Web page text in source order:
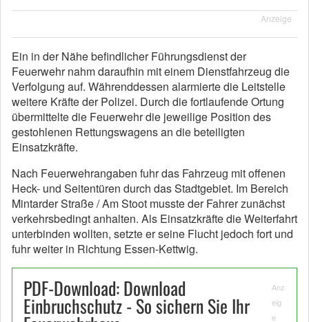
Anzeige
Ein in der Nähe befindlicher Führungsdienst der
Feuerwehr nahm daraufhin mit einem Dienstfahrzeug die
Verfolgung auf. Währenddessen alarmierte die Leitstelle
weitere Kräfte der Polizei. Durch die fortlaufende Ortung
übermittelte die Feuerwehr die jeweilige Position des
gestohlenen Rettungswagens an die beteiligten
Einsatzkräfte.
Nach Feuerwehrangaben fuhr das Fahrzeug mit offenen
Heck- und Seitentüren durch das Stadtgebiet. Im Bereich
Mintarder Straße / Am Stoot musste der Fahrer zunächst
verkehrsbedingt anhalten. Als Einsatzkräfte die Weiterfahrt
unterbinden wollten, setzte er seine Flucht jedoch fort und
fuhr weiter in Richtung Essen-Kettwig.
PDF-Download: Download
Einbruchschutz - So sichern Sie Ihr
Anz
eig
e